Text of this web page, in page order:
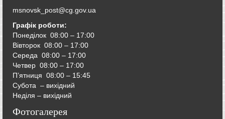
msnovsk_post@cg.gov.ua
Графік роботи:
Понеділок 08:00 – 17:00
Вівторок 08:00 – 17:00
Середа 08:00 – 17:00
Четвер 08:00 – 17:00
П’ятниця 08:00 – 15:45
Субота – вихідний
Неділя – вихідний
Фотогалерея